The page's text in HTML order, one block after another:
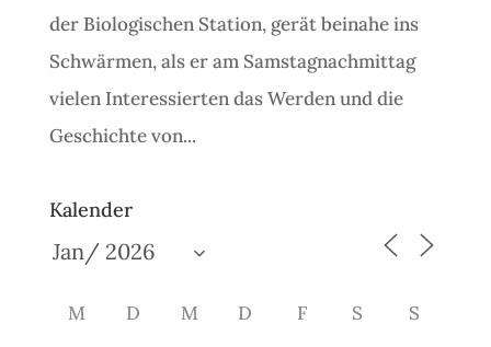
der Biologischen Station, gerät beinahe ins
Schwärmen, als er am Samstagnachmittag
vielen Interessierten das Werden und die
Geschichte von...
Kalender
M D M D F S S